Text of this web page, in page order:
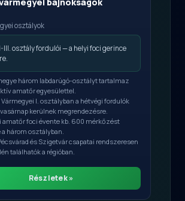
osztályok
III. osztály fordulói — a helyi foci gerince
három labdarúgó-osztályt tartalmaz
amatőr egyesülettel.
Vármegyei I. osztályban a hétvégi fordulók
kerülnek megrendezésre.
amatőr foci évente kb. 600 mérkőzést
három osztályban.
és Szigetvár csapatai rendszeresen
találhatók a régióban.
Részletek »